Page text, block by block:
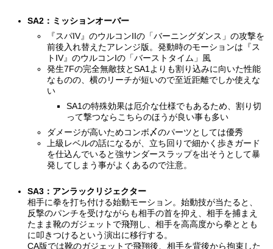
SA2：ミッションオーバー
『スパIV』のウルコンIIの「バーニングダンス」の攻撃を
前後入れ替えたアレンジ版。発動時のモーションは『ス
トIV』のウルコンIの「バーストタイム」風
発生7Fの完全無敵技とSA1よりも割り込みに向いた性能
なものの、横のリーチが短いので至近距離でしか使えな
い
SA1の特殊効果は厄介な仕様でもあるため、割り切
って撃つならこちらのほうが良い事も多い
ダメージが高いためコンボ〆のパーツとしては優秀
上級レベルの話になるが、立ち回りで細かく歩きガード
を仕込んでいると強サンダースラップを出そうとして暴
発してしまう事がよくあるので注意。
SA3：アンラックリジェクター
相手に拳を打ち付ける始動モーション。始動技が当たると、
反撃のパンチを受けながらも相手の首を抑え、相手を捕まえ
たまま靴のガジェットで飛翔し、相手を高高度から拳ととも
に叩きつけるという演出に移行する。
CA版では靴のガジェットで飛翔後、相手を背後から拘束した